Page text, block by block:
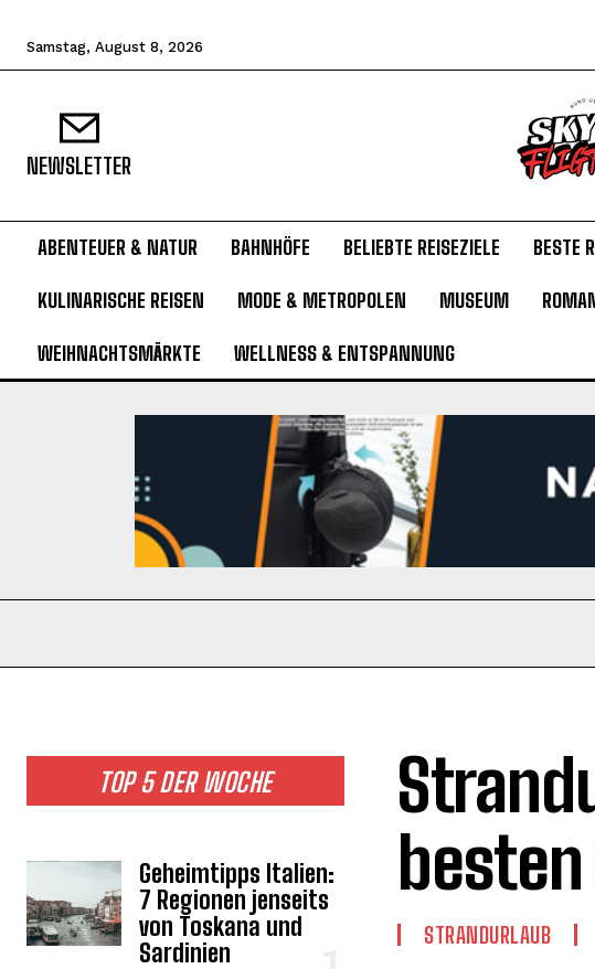
Samstag, August 8, 2026
NEWSLETTER
ABENTEUER & NATUR BAHNHÖFE BELIEBTE REISEZIELE BESTE
KULINARISCHE REISEN MODE & METROPOLEN MUSEUM
WEIHNACHTSMÄRKTE WELLNESS & ENTSPANNUNG
TOP 5 DER WOCHE
Geheimtipps Italien:
7 Regionen jenseits
von Toskana und
Sardinien
STRANDURLAUB